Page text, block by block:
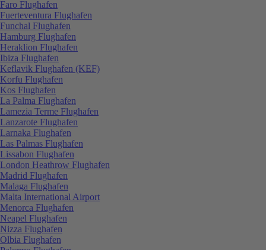
Faro Flughafen
Fuerteventura Flughafen
Funchal Flughafen
Hamburg Flughafen
Heraklion Flughafen
Ibiza Flughafen
Keflavik Flughafen (KEF)
Korfu Flughafen
Kos Flughafen
La Palma Flughafen
Lamezia Terme Flughafen
Lanzarote Flughafen
Larnaka Flughafen
Las Palmas Flughafen
Lissabon Flughafen
London Heathrow Flughafen
Madrid Flughafen
Malaga Flughafen
Malta International Airport
Menorca Flughafen
Neapel Flughafen
Nizza Flughafen
Olbia Flughafen